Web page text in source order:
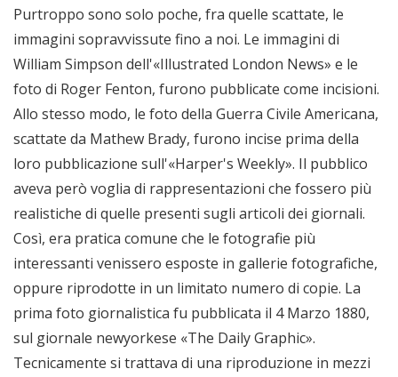
Purtroppo sono solo poche, fra quelle scattate, le
immagini sopravvissute fino a noi. Le immagini di
William Simpson dell'«Illustrated London News» e le
foto di Roger Fenton, furono pubblicate come incisioni.
Allo stesso modo, le foto della Guerra Civile Americana,
scattate da Mathew Brady, furono incise prima della
loro pubblicazione sull'«Harper's Weekly». Il pubblico
aveva però voglia di rappresentazioni che fossero più
realistiche di quelle presenti sugli articoli dei giornali.
Così, era pratica comune che le fotografie più
interessanti venissero esposte in gallerie fotografiche,
oppure riprodotte in un limitato numero di copie. La
prima foto giornalistica fu pubblicata il 4 Marzo 1880,
sul giornale newyorkese «The Daily Graphic».
Tecnicamente si trattava di una riproduzione in mezzi